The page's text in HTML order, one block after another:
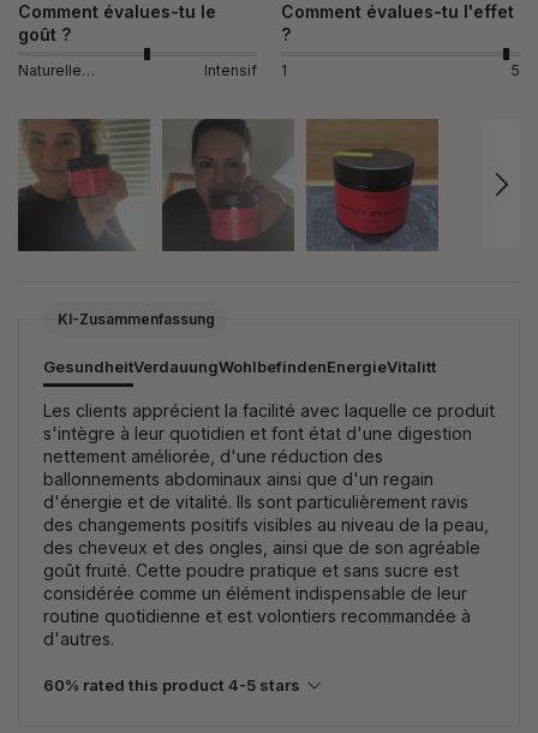
Comment évalues-tu le
goût ?
Naturellement Intensif
Comment évalues-tu l'effet
?
1 5
KI-Zusammenfassung
GesundheitVerdauungWohlbefindenEnergieVitalitt
Les clients apprécient la facilité avec laquelle ce produit
s'intègre à leur quotidien et font état d'une digestion
nettement améliorée, d'une réduction des
ballonnements abdominaux ainsi que d'un regain
d'énergie et de vitalité. Ils sont particulièrement ravis
des changements positifs visibles au niveau de la peau,
des cheveux et des ongles, ainsi que de son agréable
goût fruité. Cette poudre pratique et sans sucre est
considérée comme un élément indispensable de leur
routine quotidienne et est volontiers recommandée à
d'autres.
60% rated this product 4-5 stars